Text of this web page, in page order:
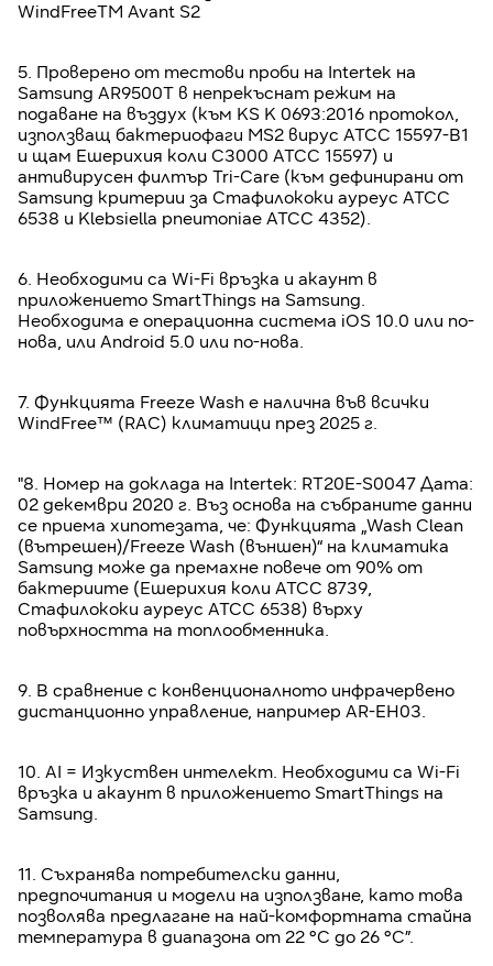
WindFreeTM Avant S2
5. Проверено от тестови проби на Intertek на
Samsung AR9500T в непрекъснат режим на
подаване на въздух (към KS K 0693:2016 протокол,
използващ бактериофаги MS2 вирус ATCC 15597-B1
и щам Ешерихия коли C3000 ATCC 15597) и
антивирусен филтър Tri-Care (към дефинирани от
Samsung критерии за Стафилококи ауреус ATCC
6538 и Klebsiella pneumoniae ATCC 4352).
6. Необходими са Wi-Fi връзка и акаунт в
приложението SmartThings на Samsung.
Необходима е операционна система iOS 10.0 или по-
нова, или Android 5.0 или по-нова.
7. Функцията Freeze Wash е налична във всички
WindFree™ (RAC) климатици през 2025 г.
"8. Номер на доклада на Intertek: RT20E-S0047 Дата:
02 декември 2020 г. Въз основа на събраните данни
се приема хипотезата, че: Функцията „Wash Clean
(вътрешен)/Freeze Wash (външен)“ на климатика
Samsung може да премахне повече от 90% от
бактериите (Ешерихия коли ATCC 8739,
Стафилококи ауреус ATCC 6538) върху
повърхността на топлообменника.
9. В сравнение с конвенционалното инфрачервено
дистанционно управление, например AR-EH03.
10. AI = Изкуствен интелект. Необходими са Wi-Fi
връзка и акаунт в приложението SmartThings на
Samsung.
11. Съхранява потребителски данни,
предпочитания и модели на използване, като това
позволява предлагане на най-комфортната стайна
температура в диапазона от 22 °C до 26 °C”.